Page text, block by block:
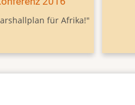
für Afrika!"